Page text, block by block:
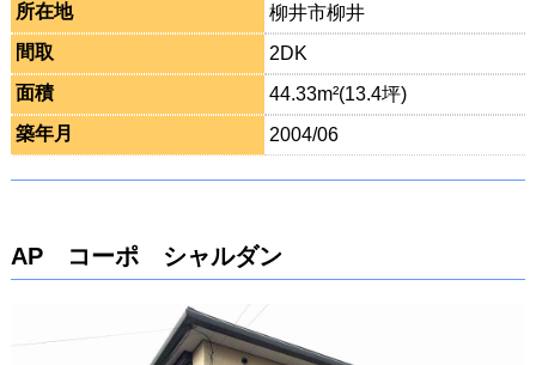
所在地
柳井市柳井
間取
2DK
面積
44.33m²(13.4坪)
築年月
2004/06
AP コーポ シャルダン